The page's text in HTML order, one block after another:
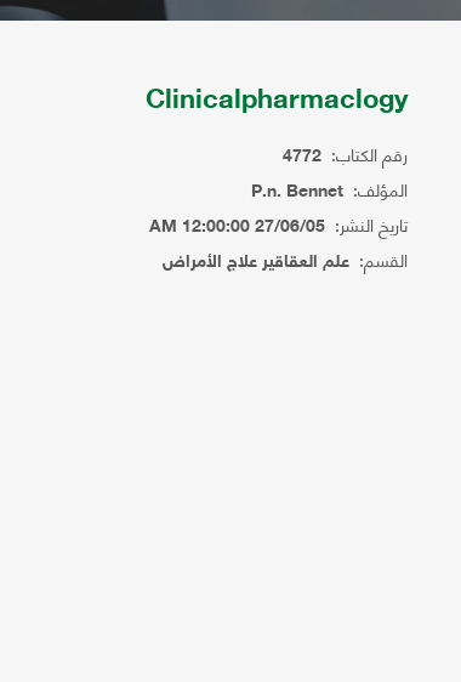
Clinicalpharmaclogy
رقم الكتاب: 4772
المؤلف: P.n. Bennet
تاريخ النشر: 27/06/05 12:00:00 AM
القسم: علم العقاقير علاج الأمراض